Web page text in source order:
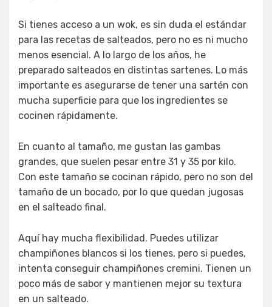
Si tienes acceso a un wok, es sin duda el estándar
para las recetas de salteados, pero no es ni mucho
menos esencial. A lo largo de los años, he
preparado salteados en distintas sartenes. Lo más
importante es asegurarse de tener una sartén con
mucha superficie para que los ingredientes se
cocinen rápidamente.
En cuanto al tamaño, me gustan las gambas
grandes, que suelen pesar entre 31 y 35 por kilo.
Con este tamaño se cocinan rápido, pero no son del
tamaño de un bocado, por lo que quedan jugosas
en el salteado final.
Aquí hay mucha flexibilidad. Puedes utilizar
champiñones blancos si los tienes, pero si puedes,
intenta conseguir champiñones cremini. Tienen un
poco más de sabor y mantienen mejor su textura
en un salteado.